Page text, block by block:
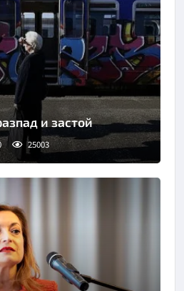
и застой
25003